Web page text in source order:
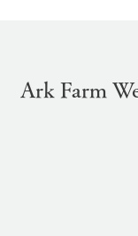
Ark Farm